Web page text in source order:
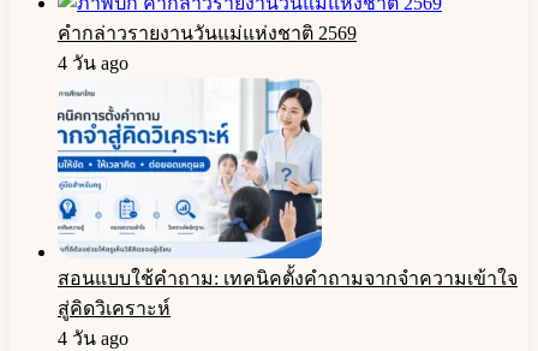
คำกล่าวรายงานวันแม่แห่งชาติ 2569
4 วัน ago
สอนแบบใช้คำถาม: เทคนิคตั้งคำถามจากจำความเข้าใจ
สู่คิดวิเคราะห์
4 วัน ago